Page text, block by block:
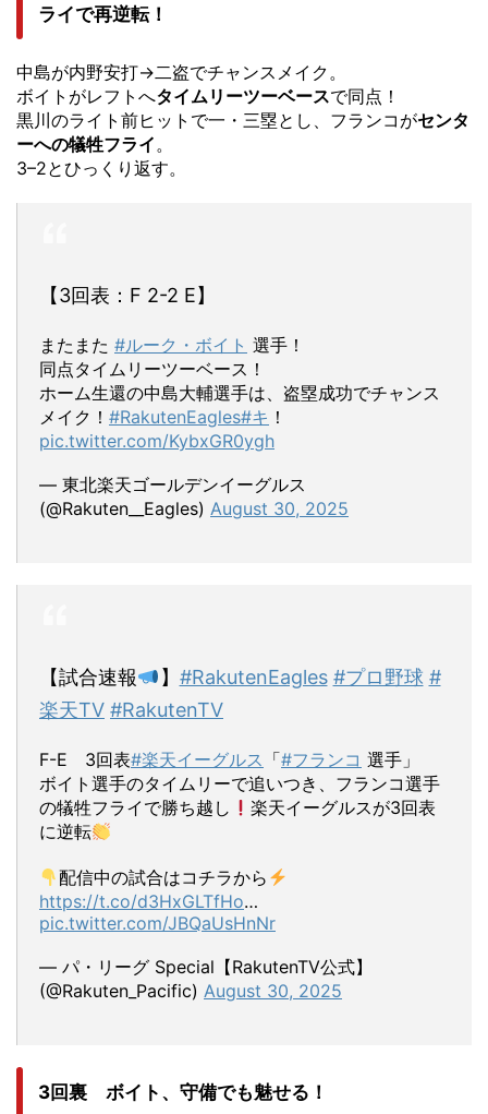
ライで再逆転！
中島が内野安打→二盗でチャンスメイク。
ボイトがレフトへタイムリーツーベースで同点！
黒川のライト前ヒットで一・三塁とし、フランコがセンタ
ーへの犠牲フライ。
3–2とひっくり返す。
【3回表：F 2-2 E】
またまた #ルーク・ボイト 選手！
同点タイムリーツーベース！
ホーム生還の中島大輔選手は、盗塁成功でチャンス
メイク！ #RakutenEagles#キ ！
pic.twitter.com/KybxGR0ygh
— 東北楽天ゴールデンイーグルス
(@Rakuten__Eagles) August 30, 2025
【試合速報 】 #RakutenEagles #プロ野球 #
楽天TV #RakutenTV
F-E 3回表#楽天イーグルス 「#フランコ 選手」
ボイト選手のタイムリーで追いつき、フランコ選手
の犠牲フライで勝ち越し
楽天イーグルスが3回表
に逆転
配信中の試合はコチラから
https://t.co/d3HxGLTfHo…
pic.twitter.com/JBQaUsHnNr
— パ・リーグ Special【RakutenTV公式】
(@Rakuten_Pacific) August 30, 2025
3回裏 ボイト、守備でも魅せる！